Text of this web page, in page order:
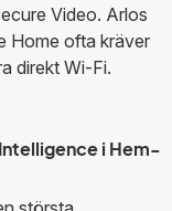
Video. Arlos
Home ofta kräver
direkt Wi-Fi.
i Hem-